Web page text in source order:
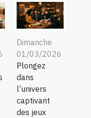
Dimanche
01/03/2026
Plongez
dans
l’univers
captivant
des jeux